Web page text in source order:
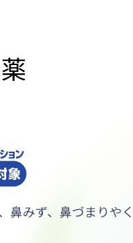
鼻みず、鼻づまりや